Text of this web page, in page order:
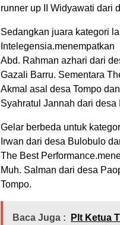
runner up II Widyawati dari
Sedangkan juara kategori
Intelegensia.menempatkan
Abd. Rahman azhari dari
Gazali Barru. Sementara
Akmal asal desa Tompo dan
Syahratul Jannah dari desa
Gelar berbeda untuk
Irwan dari desa Bulobulo
The Best
Muh. Salman dari desa
Tompo.
Baca Juga :
Plt Ketua